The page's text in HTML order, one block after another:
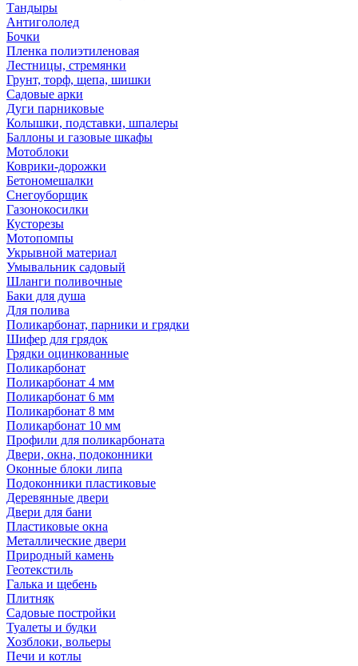
Тандыры
Антигололед
Бочки
Пленка полиэтиленовая
Лестницы, стремянки
Грунт, торф, щепа, шишки
Садовые арки
Дуги парниковые
Колышки, подставки, шпалеры
Баллоны и газовые шкафы
Мотоблоки
Коврики-дорожки
Бетономешалки
Снегоуборщик
Газонокосилки
Кусторезы
Мотопомпы
Укрывной материал
Умывальник садовый
Шланги поливочные
Баки для душа
Для полива
Поликарбонат, парники и грядки
Шифер для грядок
Грядки оцинкованные
Поликарбонат
Поликарбонат 4 мм
Поликарбонат 6 мм
Поликарбонат 8 мм
Поликарбонат 10 мм
Профили для поликарбоната
Двери, окна, подоконники
Оконные блоки липа
Подоконники пластиковые
Деревянные двери
Двери для бани
Пластиковые окна
Металлические двери
Природный камень
Геотекстиль
Галька и щебень
Плитняк
Садовые постройки
Туалеты и будки
Хозблоки, вольеры
Печи и котлы